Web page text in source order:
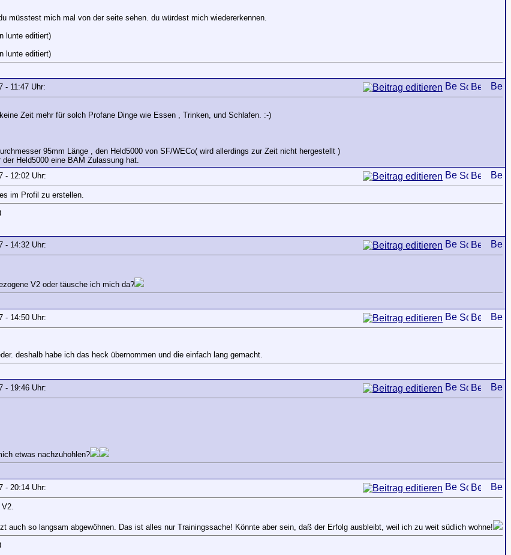
müsstest mich mal von der seite sehen. du würdest mich wiedererkennen.
lunte editiert)
lunte editiert)
- 11:47 Uhr:
Zeit mehr für solch Profane Dinge wie Essen , Trinken, und Schlafen. :-)
95mm Länge , den Held5000 von SF/WECo( wird allerdings zur Zeit nicht hergestellt )
Held5000 eine BAM Zulassung hat.
- 12:02 Uhr:
im Profil zu erstellen.
- 14:32 Uhr:
V2 oder täusche ich mich da?
- 14:50 Uhr:
deshalb habe ich das heck übernommen und die einfach lang gemacht.
- 19:46 Uhr:
etwas nachzuhohlen?
- 20:14 Uhr:
auch so langsam abgewöhnen. Das ist alles nur Trainingssache! Könnte aber sein, daß der Erfolg ausbleibt, weil ich zu weit südlich wohne!